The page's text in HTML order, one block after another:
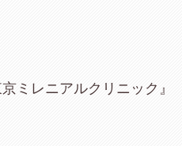
ミレニアルクリニック』